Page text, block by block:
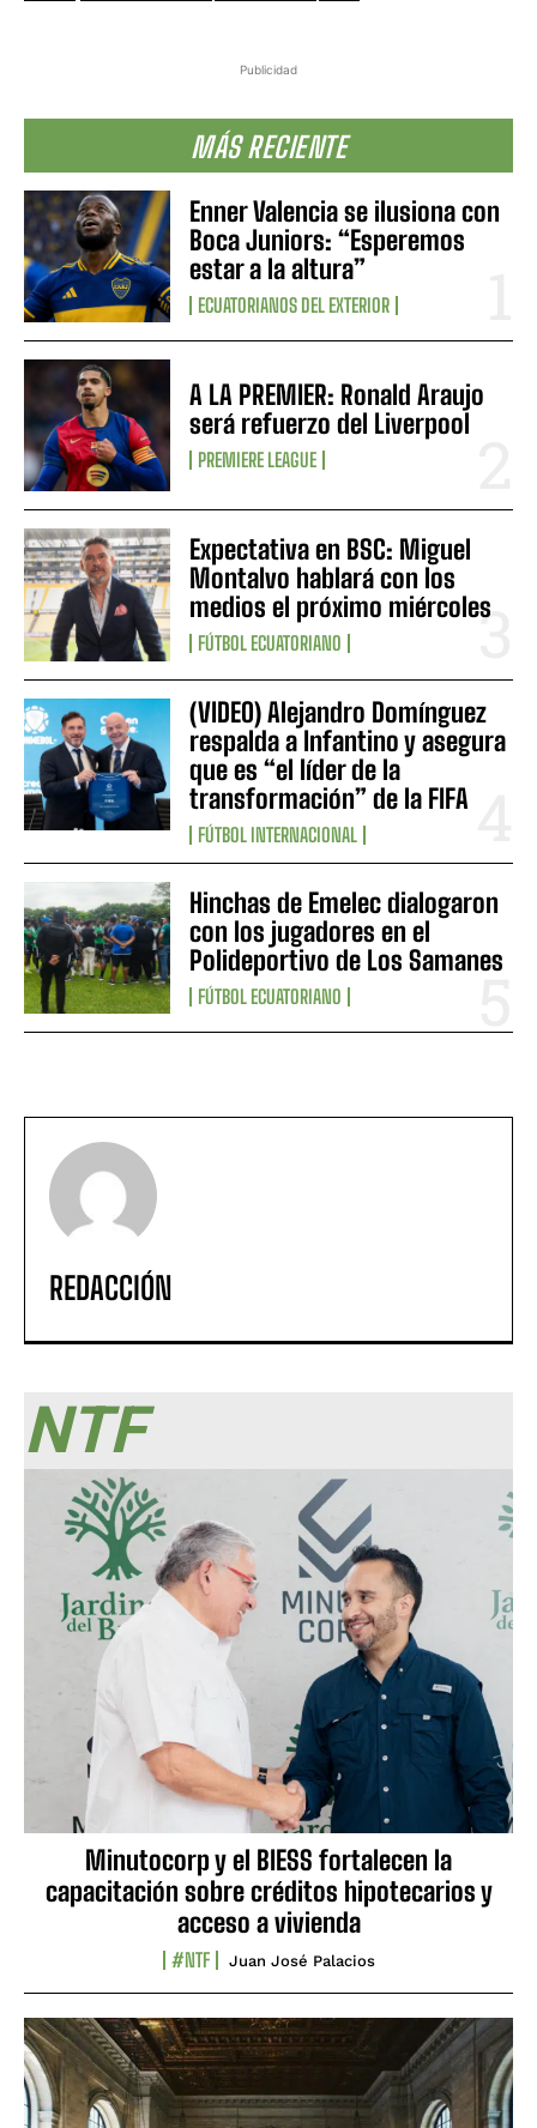
Publicidad
MÁS RECIENTE
Enner Valencia se ilusiona con
Boca Juniors: “Esperemos
estar a la altura”
ECUATORIANOS DEL EXTERIOR
A LA PREMIER: Ronald Araujo
será refuerzo del Liverpool
PREMIERE LEAGUE
Expectativa en BSC: Miguel
Montalvo hablará con los
medios el próximo miércoles
FÚTBOL ECUATORIANO
(VIDEO) Alejandro Domínguez
respalda a Infantino y asegura
que es “el líder de la
transformación” de la FIFA
FÚTBOL INTERNACIONAL
Hinchas de Emelec dialogaron
con los jugadores en el
Polideportivo de Los Samanes
FÚTBOL ECUATORIANO
REDACCIÓN
NTF
Minutocorp y el BIESS fortalecen la
capacitación sobre créditos hipotecarios y
acceso a vivienda
#NTF Juan José Palacios